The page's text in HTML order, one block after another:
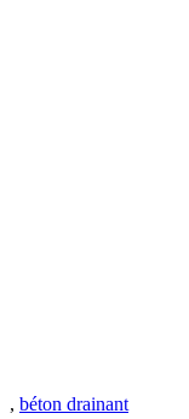
, béton drainant